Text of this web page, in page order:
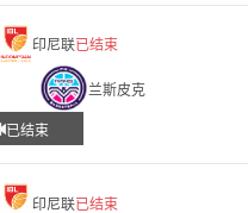
印尼联已结束
兰斯皮克
已结束
印尼联已结束